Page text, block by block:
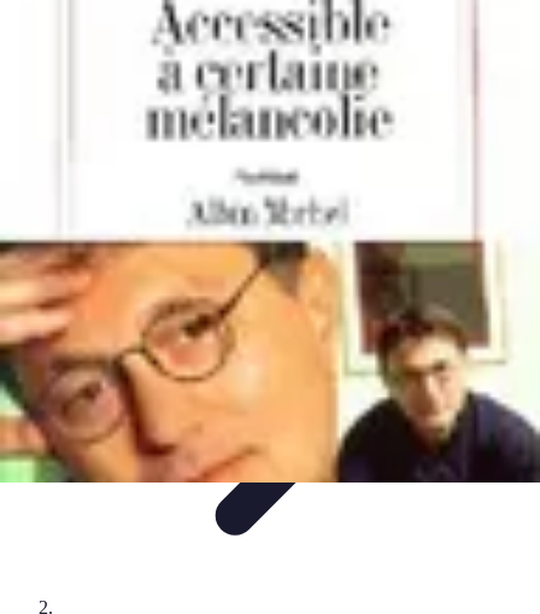
Shopping Accessible
Compréhension de l'accessibilité AccessibilitéGuides pratiques
Mode Accessible
Shopping Accessible